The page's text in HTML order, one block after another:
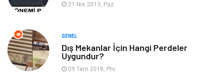
Hediyelik Eşya Kültür
21 Nis 2013, Paz
GENEL
Dış Mekanlar İçin Hangi Perdeler
Uygundur?
09 Tem 2018, Pts